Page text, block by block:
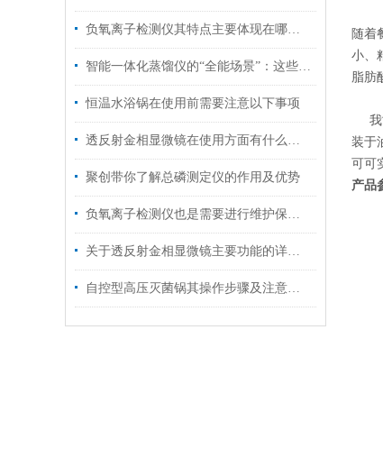
负氧离子检测仪其特点主要体现在哪几方面呢？
智能一体化蒸馏仪的“全能场景”：这些关键领域，它早已成为标配
恒温水浴锅在使用前需要注意以下事项
透反射金相显微镜在使用方面有什么小技巧吗？
聚创带你了解总磷测定仪的作用及优势
负氧离子检测仪也是需要进行维护保养的
关于透反射金相显微镜主要功能的详细分析
自控型高压灭菌锅其操作步骤及注意事项的解析
随着
小、
脂肪
我
装于
可可
产品